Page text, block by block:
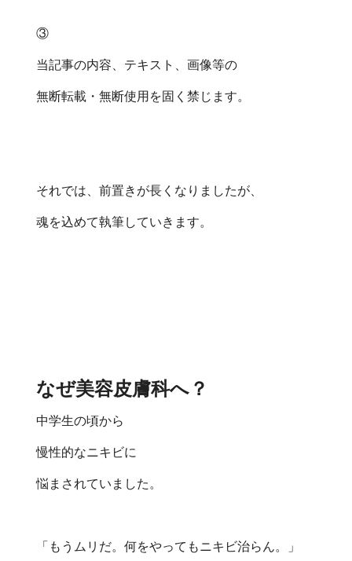
③
当記事の内容、テキスト、画像等の
無断転載・無断使用を固く禁じます。
それでは、前置きが長くなりましたが、
魂を込めて執筆していきます。
なぜ美容皮膚科へ？
中学生の頃から
慢性的なニキビに
悩まされていました。
「もうムリだ。何をやってもニキビ治らん。」